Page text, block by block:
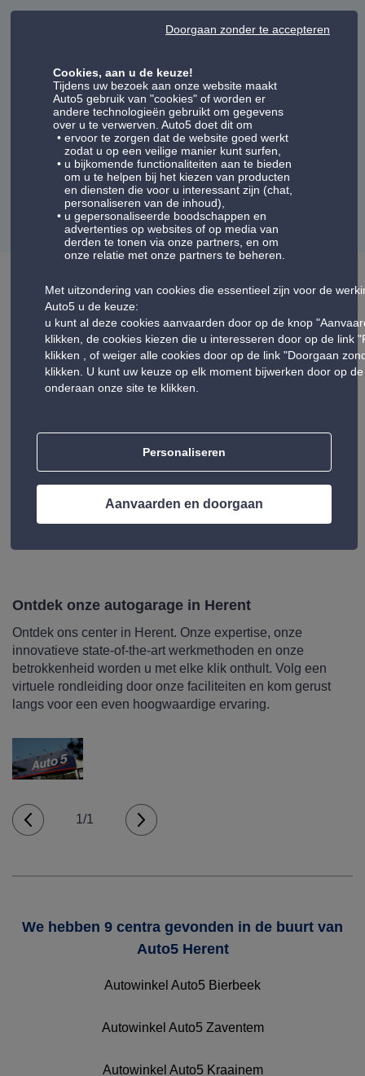
22/06/2026
Vriendelijk en prima service
Weergave van meningen:11-15
volgende 1 2 3 4 5 vorige
Uw autowinkel Auto5 Herent
Het hele team heet u welkom in uw Auto5-garage voor
auto-onderhoud en auto-uitrusting tegen de beste prijzen.
Om uw auto te onderhouden, biedt Auto5 een breed
gamma aan met op maat gemaakte prestaties:
nummerplaten.
Onze diensten zijn zowel voor particulieren als voor
professionals, aangezien we aangepaste ondersteuning
bieden voor bedrijfsvoertuigen en wagenparken. Ontdek
ook het hele assortiment Auto5-producten: banden, auto-
onderdelen; autoradio, dakkoffer, fietsdragers velgen en
Ontdek onze autogarage in Herent
Ontdek ons center in Herent. Onze expertise, onze
innovatieve state-of-the-art werkmethoden en onze
betrokkenheid worden u met elke klik onthult. Volg een
virtuele rondleiding door onze faciliteiten en kom gerust
langs voor een even hoogwaardige ervaring.
1/1
We hebben 9 centra gevonden in de buurt van
Auto5 Herent
Autowinkel Auto5 Bierbeek
Autowinkel Auto5 Zaventem
Autowinkel Auto5 Kraainem
Cookies, aan u de keuze!
Tijdens uw bezoek aan onze website maakt
Auto5 gebruik van "cookies" of worden er
andere technologieën gebruikt om gegevens
over u te verwerven. Auto5 doet dit om
ervoor te zorgen dat de website goed werkt
zodat u op een veilige manier kunt surfen,
u bijkomende functionaliteiten aan te bieden
om u te helpen bij het kiezen van producten
en diensten die voor u interessant zijn (chat,
personaliseren van de inhoud),
u gepersonaliseerde boodschappen en
advertenties op websites of op media van
derden te tonen via onze partners, en om
onze relatie met onze partners te beheren.
Met uitzondering van cookies die essentieel zijn voor de
Auto5 u de keuze:
u kunt al deze cookies aanvaarden door op de knop
klikken, de cookies kiezen die u interesseren door op de link
klikken , of weiger alle cookies door op de link "Doorgaan
klikken. U kunt uw keuze op elk moment bijwerken door op
onderaan onze site te klikken.
Personaliseren
Doorgaan zonder te accepteren
Aanvaarden en doorgaan